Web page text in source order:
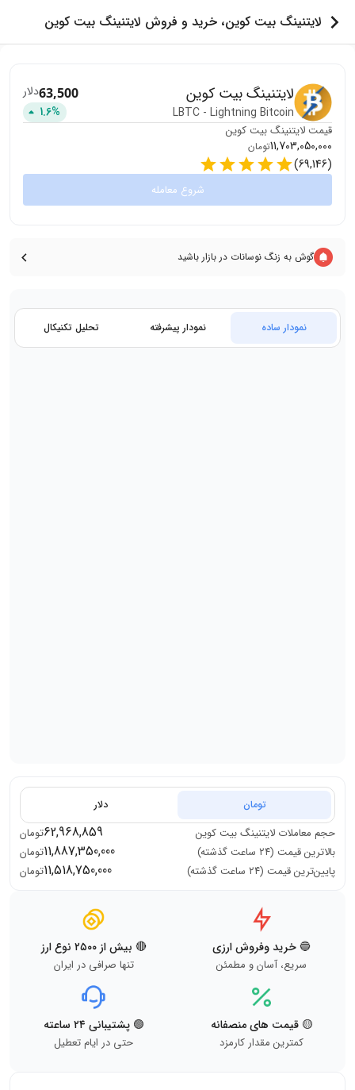
لایتنینگ بیت کوین، خرید و فروش لایتنینگ بیت کوین
لایتنینگ بیت کوین
LBTC - Lightning Bitcoin
63,500دلار
1.6%
قیمت لایتنینگ بیت کوین
11,703,050,000تومان
(
69,146
)
شروع معامله
گوش به زنگ نوسانات در بازار باشید
نمودار ساده نمودار پیشرفته تحلیل تکنیکال
تومان دلار
حجم معاملات لایتنینگ بیت کوین 62,968,859تومان
بالاترین قیمت (۲۴ ساعت گذشته)
11,887,350,000تومان
پایین‌ترین قیمت (۲۴ ساعت گذشته)
11,518,750,000تومان
🔵 خرید وفروش ارزی
سریع، آسان و مطمئن
🔴 بیش از ۲۵۰۰ نوع ارز
تنها صرافی در ایران
🟡 قیمت های منصفانه
کمترین مقدار کارمزد
🟢 پشتیبانی ۲۴ ساعته
حتی در ایام تعطیل